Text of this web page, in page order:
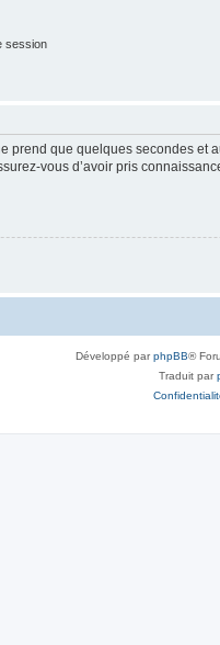
session
prend que quelques secondes
vous d’avoir pris
Développé parphpBB®
Traduit par